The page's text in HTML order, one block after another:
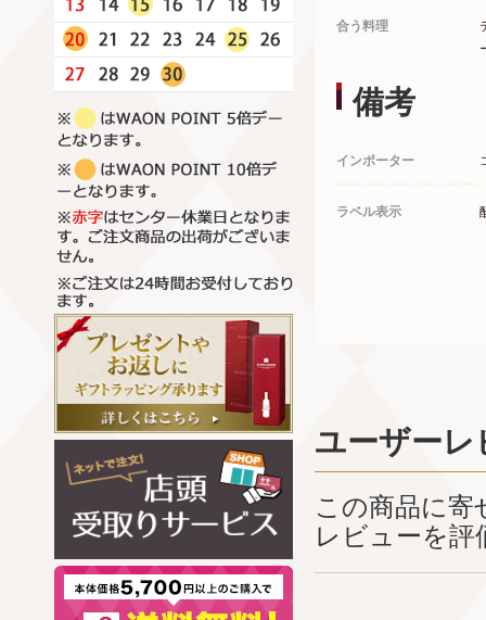
合う料理
備考
インポーター
ラベル表示
ユーザーレ
この商品に
レビューを評